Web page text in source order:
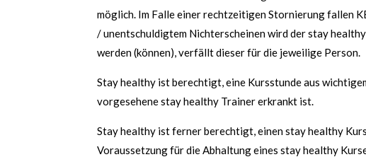
möglich. Im Falle einer rechtzeitigen Stornierung fallen
/ unentschuldigtem Nichterscheinen wird der stay
werden (können), verfällt dieser für die jeweilige Person.
Stay healthy ist berechtigt, eine Kursstunde aus
vorgesehene stay healthy Trainer erkrankt ist.
Stay healthy ist ferner berechtigt, einen stay healthy
Voraussetzung für die Abhaltung eines stay healthy